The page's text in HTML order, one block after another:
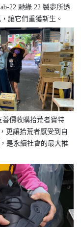
22 馳綠 22 製夢所透
讓它們重獲新生。
善價收購拾荒者寶特
更讓拾荒者感受到自
是永續社會的最大推